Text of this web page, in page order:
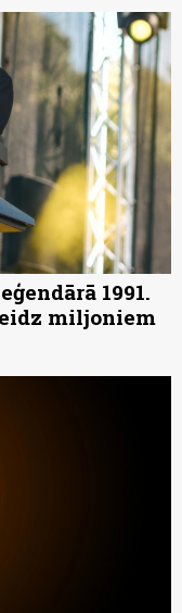
1991.
miljoniem